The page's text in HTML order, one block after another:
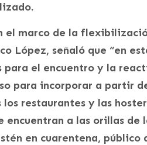
el marco de la
López, señaló que “en
para el encuentro y la
para incorporar a partir
restaurantes y las
encuentran a las orillas de
en cuarentena, público